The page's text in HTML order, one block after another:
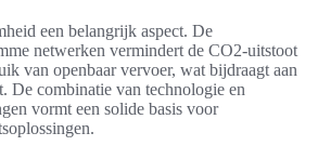
een belangrijk aspect. De
netwerken vermindert de CO2-uitstoot
van openbaar vervoer, wat bijdraagt aan
De combinatie van technologie en
vormt een solide basis voor